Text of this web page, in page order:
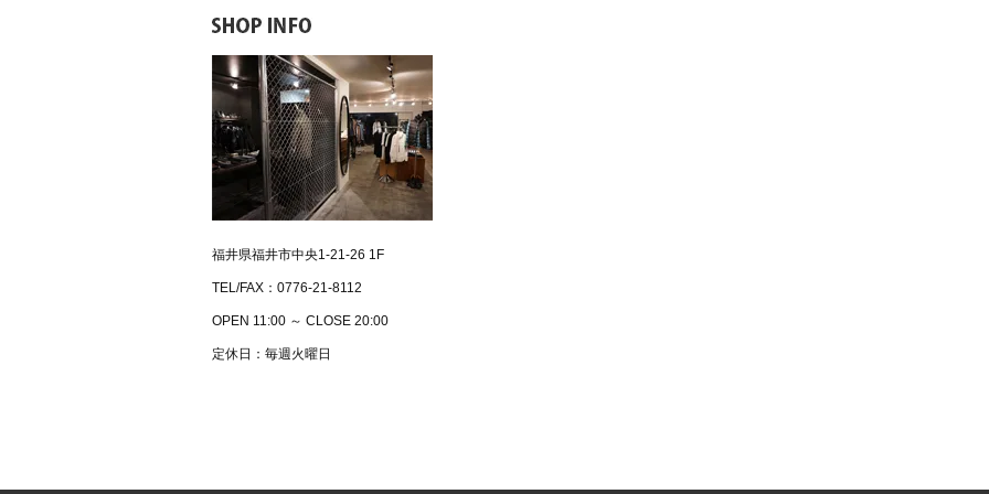
福井県福井市中央1-21-26 1F
TEL/FAX：0776-21-8112
OPEN 11:00 ～ CLOSE 20:00
定休日：毎週火曜日